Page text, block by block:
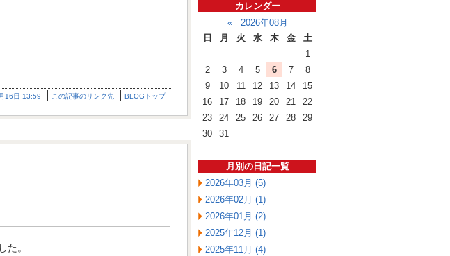
16日 13:59 この記事のリンク先 BLOGトップ
。
カレンダー
«
2026年08月
日
月 火 水 木 金
土
1
2
3 4 5 6 7
8
9
10 11 12 13 14
15
16
17 18 19 20 21
22
23
24 25 26 27 28
29
30
31
月別の日記一覧
2026年03月 (5)
2026年02月 (1)
2026年01月 (2)
2025年12月 (1)
2025年11月 (4)